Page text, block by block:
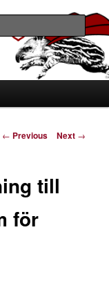
Post
← Previous Next →
till
för